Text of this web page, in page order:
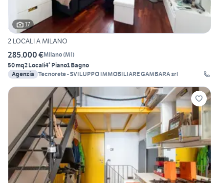
17
2 LOCALI A MILANO
285.000 €Milano(MI)
50 mq2 Locali4° Piano1 Bagno
Agenzia Tecnorete - SVILUPPO IMMOBILIARE GAMBARA srl